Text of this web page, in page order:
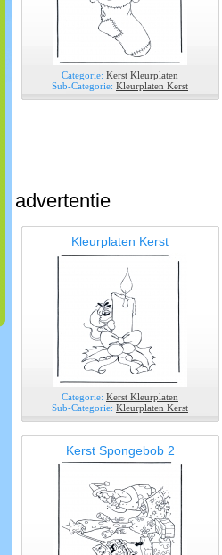
Categorie: Kerst Kleurplaten
Sub-Categorie: Kleurplaten Kerst
advertentie
Kleurplaten Kerst
Categorie: Kerst Kleurplaten
Sub-Categorie: Kleurplaten Kerst
Kerst Spongebob 2